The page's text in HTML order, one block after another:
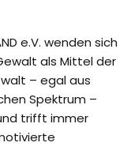
e.V. wenden sich
als Mittel der
– egal aus
Spektrum –
trifft immer